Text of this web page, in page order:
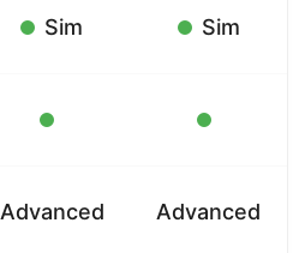
Sim Sim
Advanced Advanced